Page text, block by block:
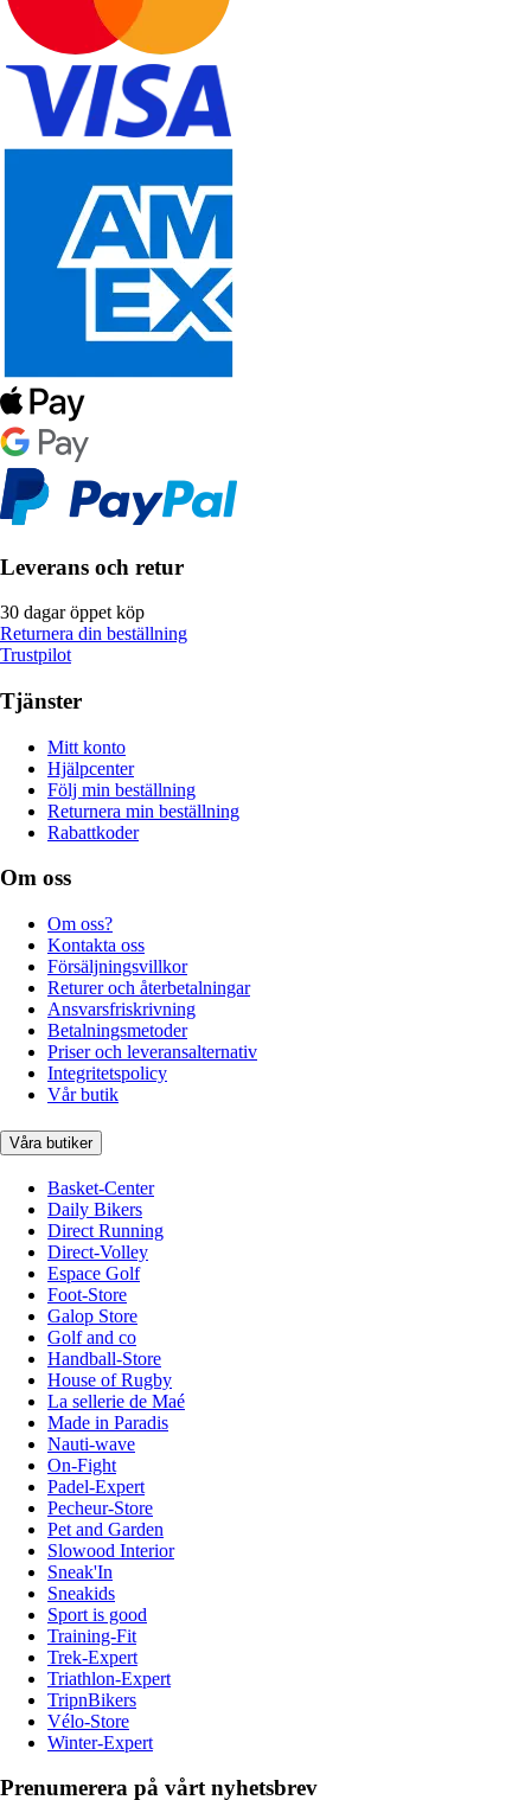
Leverans och retur
30 dagar öppet köp
Returnera din beställning
Trustpilot
Tjänster
Mitt konto
Hjälpcenter
Följ min beställning
Returnera min beställning
Rabattkoder
Om oss
Om oss?
Kontakta oss
Försäljningsvillkor
Returer och återbetalningar
Ansvarsfriskrivning
Betalningsmetoder
Priser och leveransalternativ
Integritetspolicy
Vår butik
Våra butiker
Basket-Center
Daily Bikers
Direct Running
Direct-Volley
Espace Golf
Foot-Store
Galop Store
Golf and co
Handball-Store
House of Rugby
La sellerie de Maé
Made in Paradis
Nauti-wave
On-Fight
Padel-Expert
Pecheur-Store
Pet and Garden
Slowood Interior
Sneak'In
Sneakids
Sport is good
Training-Fit
Trek-Expert
Triathlon-Expert
TripnBikers
Vélo-Store
Winter-Expert
Prenumerera på vårt nyhetsbrev